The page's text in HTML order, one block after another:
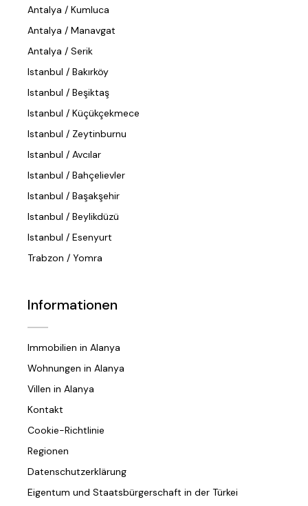
Antalya / Kumluca
Antalya / Manavgat
Antalya / Serik
Istanbul / Bakırköy
Istanbul / Beşiktaş
Istanbul / Küçükçekmece
Istanbul / Zeytinburnu
Istanbul / Avcılar
Istanbul / Bahçelievler
Istanbul / Başakşehir
Istanbul / Beylikdüzü
Istanbul / Esenyurt
Trabzon / Yomra
Informationen
Immobilien in Alanya
Wohnungen in Alanya
Villen in Alanya
Kontakt
Cookie-Richtlinie
Regionen
Datenschutzerklärung
Eigentum und Staatsbürgerschaft in der Türkei